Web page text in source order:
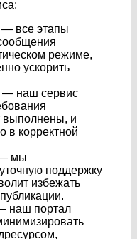
— все этапы
режиме,
ускорить
— наш сервис
выполнены, и
в корректной
мы
поддержку
избежать
наш портал